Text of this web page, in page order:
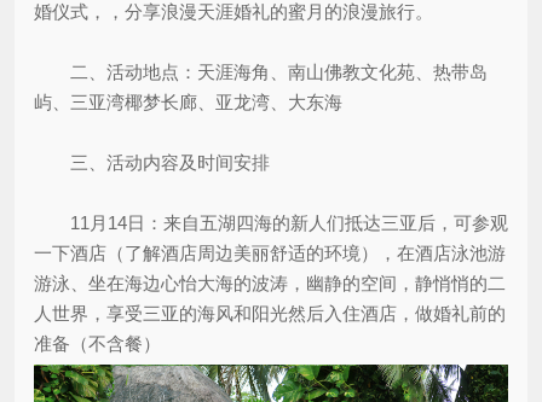
婚仪式，，分享浪漫天涯婚礼的蜜月的浪漫旅行。
二、活动地点：天涯海角、南山佛教文化苑、热带岛
屿、三亚湾椰梦长廊、亚龙湾、大东海
三、活动内容及时间安排
11月14日：来自五湖四海的新人们抵达三亚后，可参观
一下酒店（了解酒店周边美丽舒适的环境），在酒店泳池游
游泳、坐在海边心怡大海的波涛，幽静的空间，静悄悄的二
人世界，享受三亚的海风和阳光然后入住酒店，做婚礼前的
准备（不含餐）